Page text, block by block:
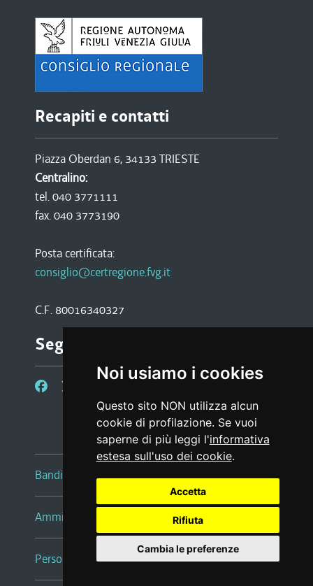
Noi usiamo i cookies
Questo sito NON utilizza alcun
cookie di profilazione. Se vuoi
saperne di più leggi l'informativa
estesa sull'uso dei cookie.
Accetta
Rifiuta
Cambia le preferenze
Recapiti e contatti
Piazza Oberdan 6, 34133 TRIESTE
Centralino:
tel. 040 3771111
fax. 040 3773190
Posta certificata:
consiglio@certregione.fvg.it
C.F. 80016340327
Seguici su
Bandi e avvisi
Amministrazione trasparente
Persone e Uffici